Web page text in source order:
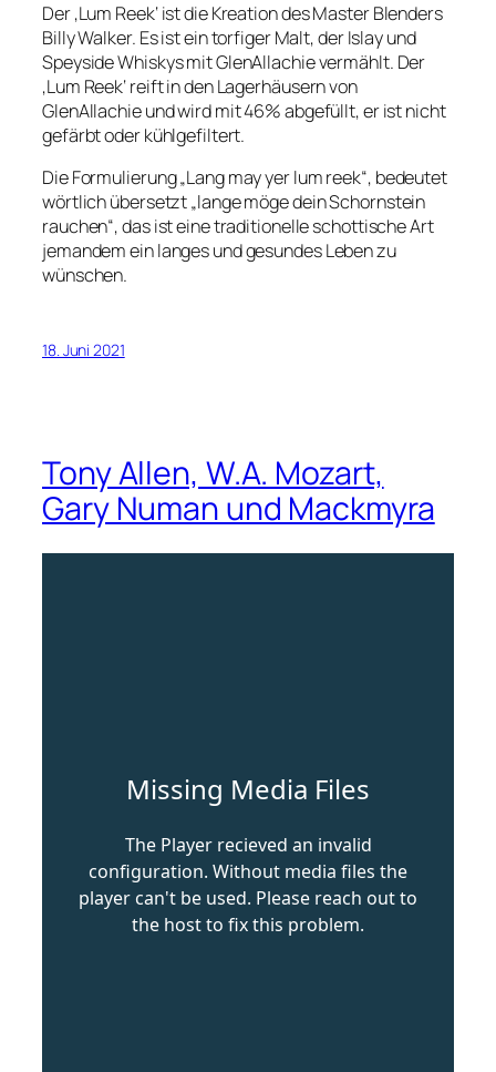
Der ‚Lum Reek‘ ist die Kreation des Master Blenders
Billy Walker. Es ist ein torfiger Malt, der Islay und
Speyside Whiskys mit GlenAllachie vermählt. Der
‚Lum Reek‘ reift in den Lagerhäusern von
GlenAllachie und wird mit 46% abgefüllt, er ist nicht
gefärbt oder kühlgefiltert.
Die Formulierung „Lang may yer lum reek“, bedeutet
wörtlich übersetzt „lange möge dein Schornstein
rauchen“, das ist eine traditionelle schottische Art
jemandem ein langes und gesundes Leben zu
wünschen.
18. Juni 2021
Tony Allen, W.A. Mozart,
Gary Numan und Mackmyra